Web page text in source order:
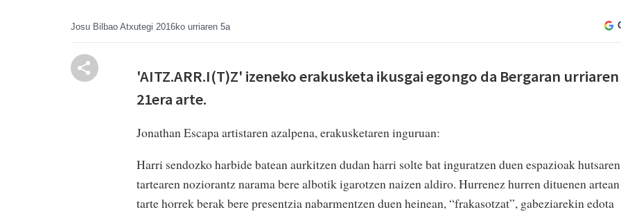
Josu Bilbao Atxutegi 2016ko urriaren 5a
'AITZ.ARR.I(T)Z' izeneko erakusketa ikusgai egongo da Bergaran urriaren
21era arte.
Jonathan Escapa artistaren azalpena, erakusketaren inguruan:
Harri sendozko harbide batean aurkitzen dudan harri solte bat inguratzen duen espazioak
tartearen noziorantz narama bere albotik igarotzen naizen aldiro. Hurrenez hurren dituenen artean
tarte horrek berak bere presentzia nabarmentzen duen heinean, “frakasotzat”, gabeziarekin edota